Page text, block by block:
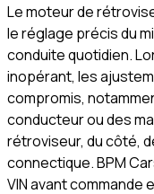
Le moteur de
le réglage précis du
conduite quotidien.
inopérant, les
compromis,
conducteur ou des
rétroviseur, du côté,
connectique. BPM
VIN avant commande